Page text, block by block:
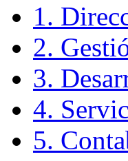
1.
2.
3.
4.
5.